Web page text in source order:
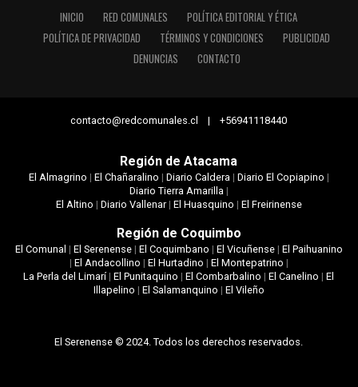
INICIO RED COMUNALES
POLÍTICA EDITORIAL Y ÉTICA
POLÍTICA DE PRIVACIDAD
TÉRMINOS Y CONDICIONES
PUBLICIDAD
DENUNCIAS
CONTACTO
contacto@redcomunales.cl | +56941118440
Región de Atacama
El Almagrino | El Chañaralino | Diario Caldera| Diario El Copiapino |
Diario Tierra Amarilla|
El Altino | Diario Vallenar| El Huasquino | El Freirinense
Región de Coquimbo
El Comunal | El Serenense| El Coquimbano | El Vicuñense| El Paihuanino
| El Andacollino | El Hurtadino | El Montepatrino |
La Perla del Limarí|El Punitaquino |El Combarbalino |El Canelino |El
Illapelino | El Salamanquino | El Vileño
El Serenense © 2024. Todos los derechos reservados.